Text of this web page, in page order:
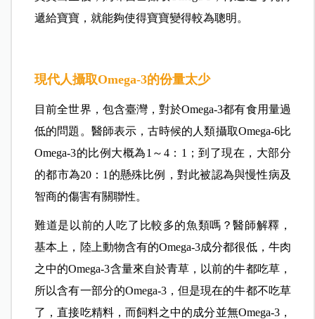
遞給寶寶，就能夠使得寶寶變得較為聰明。
現代人攝取Omega-3的份量太少
目前全世界，包含臺灣，對於Omega-3都有食用量過
低的問題。 醫師表示，古時候的人類攝取Omega-6比
Omega-3的比例大概為1～4：1；到了現在，大部分
的都市為20：1的懸殊比例，對此被認為與慢性病及
智商的傷害有關聯性。
難道是以前的人吃了比較多的魚類嗎？醫師解釋，
基本上，陸上動物含有的Omega-3成分都很低，牛肉
之中的Omega-3含量來自於青草，以前的牛都吃草，
所以含有一部分的Omega-3，但是現在的牛都不吃草
了，直接吃精料，而飼料之中的成分並無Omega-3，